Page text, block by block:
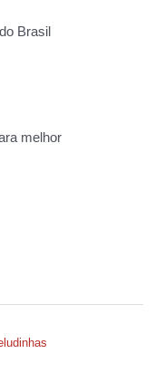
Brasil
melhor